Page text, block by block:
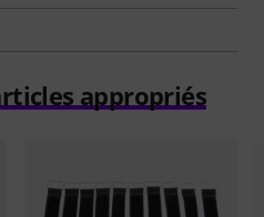
appropriés